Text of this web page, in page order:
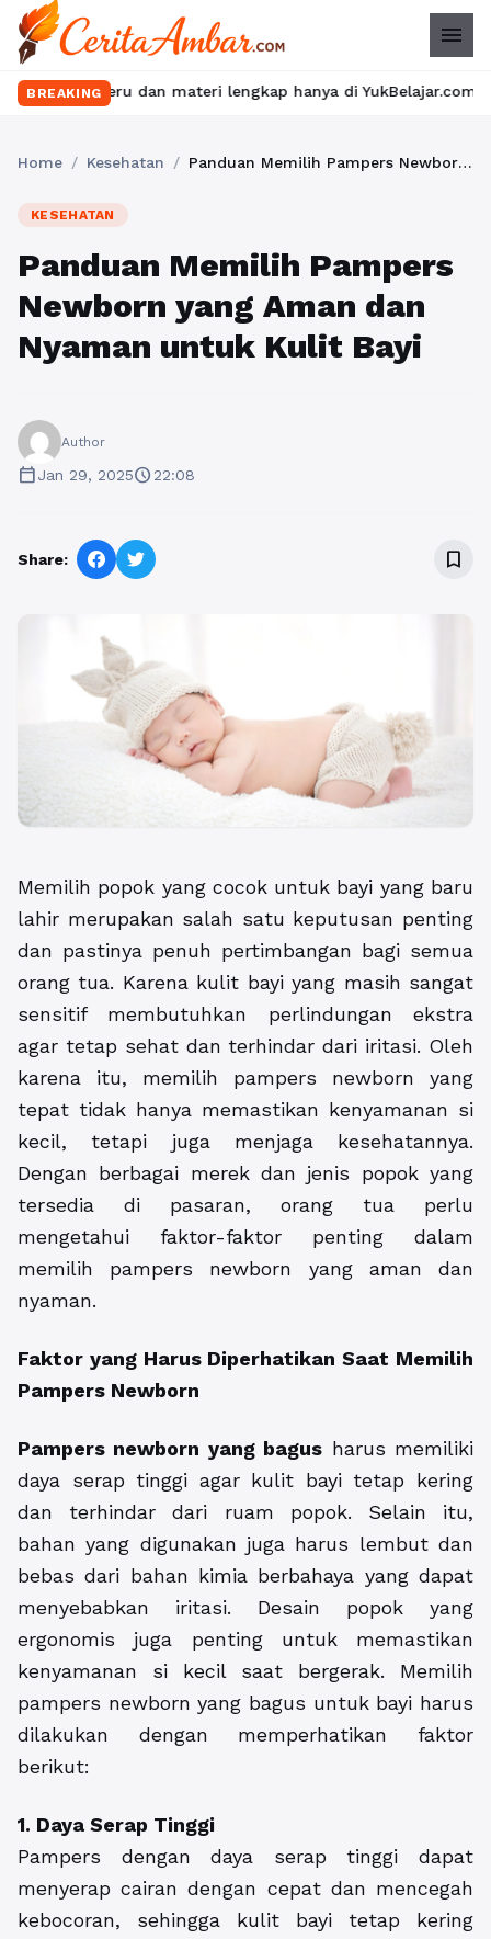
menu
BREAKING
dan materi lengkap hanya di YukBelajar.com. Mulai
Home / Kesehatan / Panduan Memilih Pampers Newborn yang Aman dan Nyaman untuk Kulit Bayi
KESEHATAN
Panduan Memilih Pampers
Newborn yang Aman dan
Nyaman untuk Kulit Bayi
Author
calendar_todayJan 29, 2025schedule22:08
Share: bookmark_border
Memilih popok yang cocok untuk bayi yang baru
lahir merupakan salah satu keputusan penting
dan pastinya penuh pertimbangan bagi semua
orang tua. Karena kulit bayi yang masih sangat
sensitif membutuhkan perlindungan ekstra
agar tetap sehat dan terhindar dari iritasi. Oleh
karena itu, memilih pampers newborn yang
tepat tidak hanya memastikan kenyamanan si
kecil, tetapi juga menjaga kesehatannya.
Dengan berbagai merek dan jenis popok yang
tersedia di pasaran, orang tua perlu
mengetahui faktor-faktor penting dalam
memilih pampers newborn yang aman dan
nyaman.
Faktor yang Harus Diperhatikan Saat Memilih
Pampers Newborn
Pampers newborn yang bagus harus memiliki
daya serap tinggi agar kulit bayi tetap kering
dan terhindar dari ruam popok. Selain itu,
bahan yang digunakan juga harus lembut dan
bebas dari bahan kimia berbahaya yang dapat
menyebabkan iritasi. Desain popok yang
ergonomis juga penting untuk memastikan
kenyamanan si kecil saat bergerak. Memilih
pampers newborn yang bagus untuk bayi harus
dilakukan dengan memperhatikan faktor
berikut:
1. Daya Serap Tinggi
Pampers dengan daya serap tinggi dapat
menyerap cairan dengan cepat dan mencegah
kebocoran, sehingga kulit bayi tetap kering